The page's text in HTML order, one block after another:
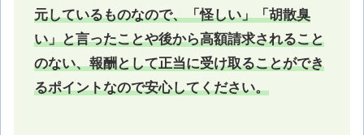
元しているものなので、「怪しい」「胡散臭
い」と言ったことや後から高額請求されること
のない、報酬として正当に受け取ることができ
るポイントなので安心してください。